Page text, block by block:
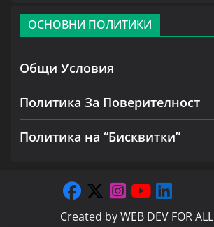
ОСНОВНИ ПОЛИТИКИ
Общи Условия
Политика За Поверителност
Политика на “Бисквитки”
Created byWEB DEV FOR ALL